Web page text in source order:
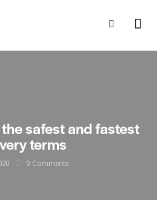
safest and fastest
terms
0 Comments